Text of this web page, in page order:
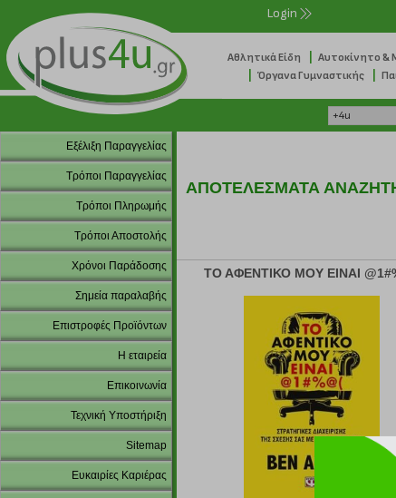
Login
Αθλητικά Είδη Αυτοκίνητο &
Όργανα Γυμναστικής
Εξέλιξη Παραγγελίας
Τρόποι Παραγγελίας
Τρόποι Πληρωμής
Τρόποι Αποστολής
Χρόνοι Παράδοσης
Σημεία παραλαβής
Επιστροφές Προϊόντων
Η εταιρεία
Επικοινωνία
Τεχνική Υποστήριξη
Sitemap
Ευκαιρίες Καριέρας
ΑΠΟΤΕΛΕΣΜΑΤΑ
ΤΟ ΑΦΕΝΤΙΚΟ ΜΟΥ ΕΙΝΑΙ